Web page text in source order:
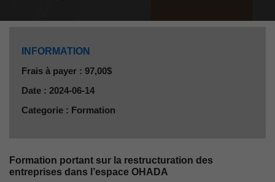
INFORMATION
Frais à payer : 97,00$
Date : 2024-06-14
Categorie : Formation
Formation portant sur la restructuration des
entreprises dans l’espace OHADA